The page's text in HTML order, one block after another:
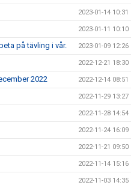
2023-01-14 10:31
2023-01-11 10:10
på tävling i vår. 2023-01-09 12:26
2022-12-21 18:30
2022 2022-12-14 08:51
2022-11-29 13:27
2022-11-28 14:54
2022-11-24 16:09
2022-11-21 09:50
2022-11-14 15:16
2022-11-03 14:35